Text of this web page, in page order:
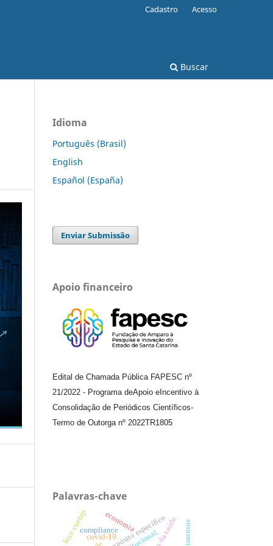
Buscar
Cadastro Acesso
Idioma
Português (Brasil)
English
Español (España)
Enviar Submissão
Apoio financeiro
Edital de Chamada Pública FAPESC nº
21/2022 - Programa deApoio e Incentivo à
Consolidação de Periódicos Científicos-
Termo de Outorga nº 2022TR1805
Palavras-chave
covid-19.
compliance
lean startup economia